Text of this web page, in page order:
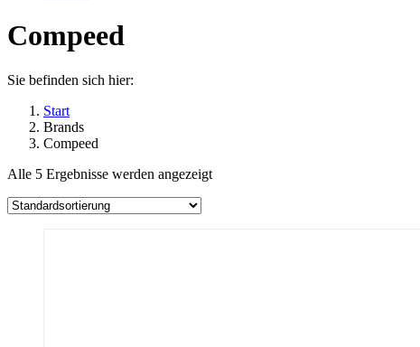
Compeed
Sie befinden sich hier:
Start
Brands
Compeed
Alle 5 Ergebnisse werden angezeigt